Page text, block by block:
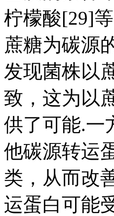
柠檬酸[29]
蔗糖为碳源
发现菌株以
致，这为以
供了可能.一
他碳源转运
类，从而改
运蛋白可能